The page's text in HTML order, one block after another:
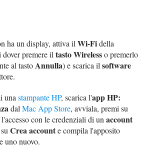
ha un display, attiva ilWi-Fidella
dover premere iltasto Wirelesso premerlo
al tasto Annulla) e scarica ilsoftware
unastampante HP, scarica l'app HP:
dalMac App Store, avviala, premi su
con le credenziali di unaccount
suCrea accounte compila l'apposito
uno nuovo.